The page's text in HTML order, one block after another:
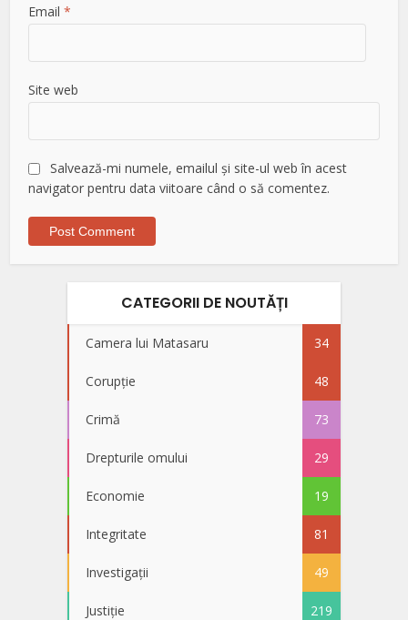
Email*
Site web
Salvează-mi numele, emailul și site-ul web în acest
navigator pentru data viitoare când o să comentez.
CATEGORII DE NOUTĂȚI
Camera lui Matasaru 34
Corupție 48
Crimă 73
Drepturile omului 29
Economie 19
Integritate 81
Investigații 49
Justiție 219